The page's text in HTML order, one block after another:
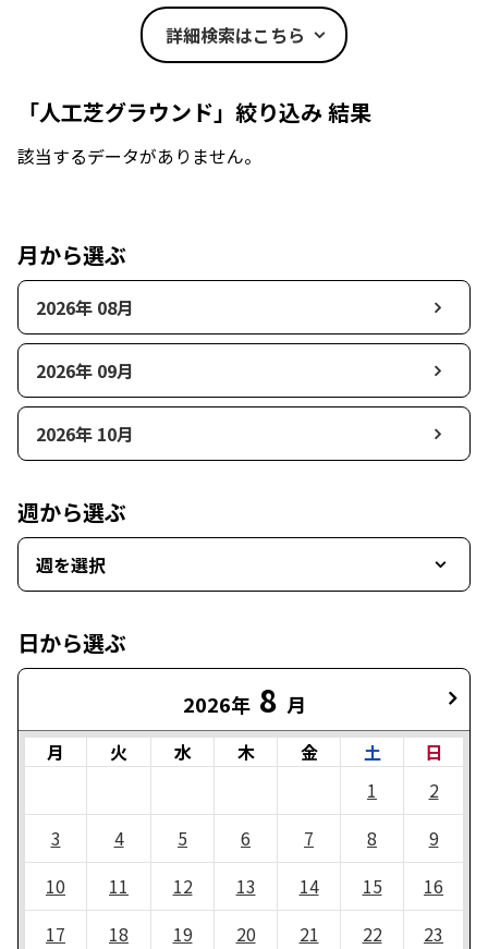
詳細検索はこちら
「人工芝グラウンド」絞り込み 結果
該当するデータがありません。
月から選ぶ
2026年 08月
2026年 09月
2026年 10月
週から選ぶ
週を選択
日から選ぶ
2026年 8 月
月 火 水 木 金 土
日
1
2
3
4 5 6 7 8
9
10
11 12 13 14 15
16
17
18 19 20 21 22
23